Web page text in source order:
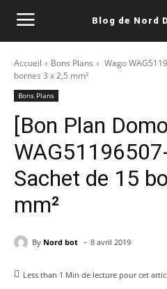
Blog de Nord
Accueil Bons Plans
Wago
bornes 3 x 2,5 mm²
Bons Plans
[Bon Plan
Sachet de 15
mm²
By Nord bot - 8 avril 2019
Less than 1 Min de lecture pour cet